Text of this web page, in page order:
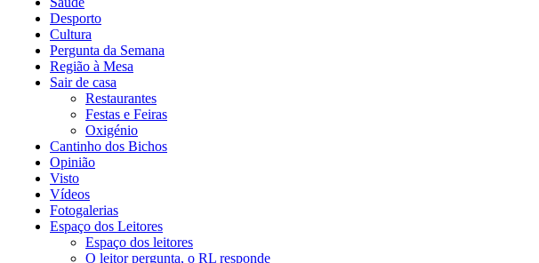
Desporto
Cultura
Pergunta da Semana
Região à Mesa
Sair de casa
Restaurantes
Festas e Feiras
Oxigénio
Cantinho dos Bichos
Opinião
Visto
Vídeos
Fotogalerias
Espaço dos Leitores
Espaço dos leitores
O leitor pergunta, o RL responde